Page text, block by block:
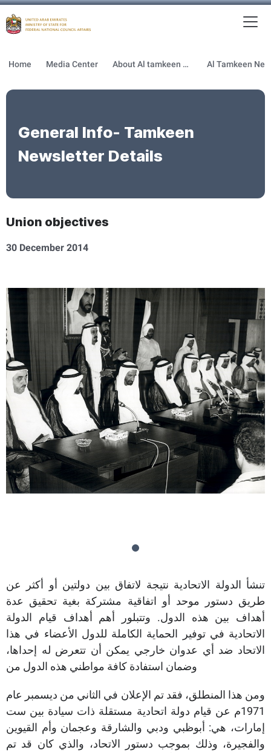
Home Media Center About Al tamkeen newsletter
General Info- Tamkeen
Newsletter Details
Union objectives
30 December 2014
تنشأ الدولة الاتحادية نتيجة لاتفاق بين دولتين أو أكثر عن
طريق دستور موحد أو اتفاقية مشتركة بغية تحقيق عدة
أهداف بين هذه الدول. وتتبلور أهم أهداف قيام الدولة
الاتحادية في توفير الحماية الكاملة للدول الأعضاء في هذا
الاتحاد ضد أي عدوان خارجي يمكن أن تتعرض له إحداها،
وضمان استفادة كافة مواطني هذه الدول من
ومن هذا المنطلق، فقد تم الإعلان في الثاني من ديسمبر عام
1971م عن قيام دولة اتحادية مستقلة ذات سيادة بين ست
إمارات، هي: أبوظبي ودبي والشارقة وعجمان وأم القيوين
والفجيرة، وذلك بموجب دستور الاتحاد، والذي كان قد تم